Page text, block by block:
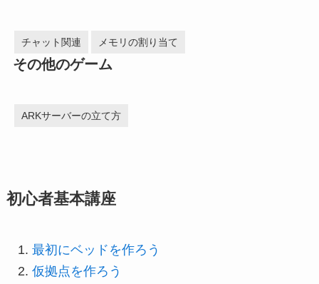
チャット関連 メモリの割り当て
その他のゲーム
ARKサーバーの立て方
初心者基本講座
最初にベッドを作ろう
仮拠点を作ろう